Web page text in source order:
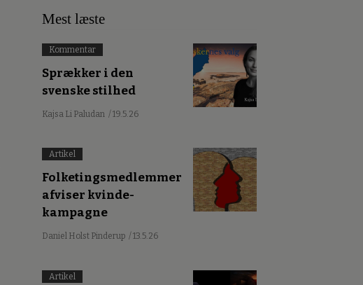
Mest læste
Kommentar
Sprækker i den
svenske stilhed
Kajsa Li Paludan / 19.5.26
Artikel
Folketingsmedlemmer
afviser kvinde-
kampagne
Daniel Holst Pinderup / 13.5.26
Artikel